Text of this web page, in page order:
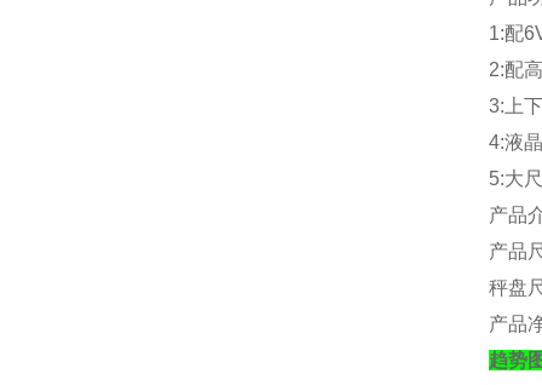
1:配
2:配
3: 上
4:液
5:大
产品
产品
秤盘
产品
趋势